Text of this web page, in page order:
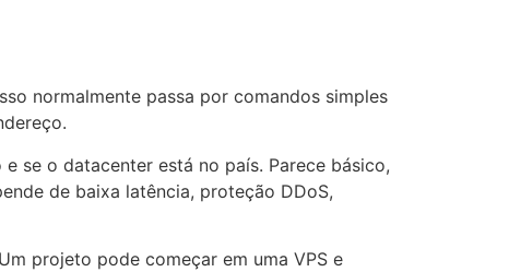
normalmente passa por comandos simples
se o datacenter está no país. Parece básico,
de baixa latência, proteção DDoS,
projeto pode começar em uma VPS e